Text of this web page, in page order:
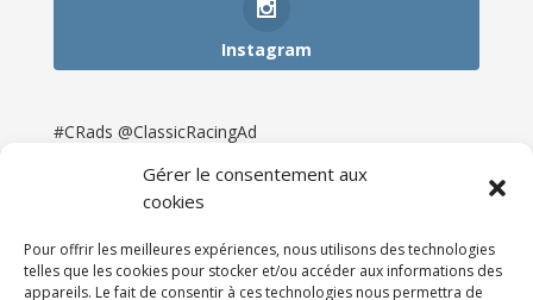
Gérer le consentement aux
cookies
Pour offrir les meilleures expériences, nous utilisons des technologies
telles que les cookies pour stocker et/ou accéder aux informations des
appareils. Le fait de consentir à ces technologies nous permettra de
Instagram
#CRads @ClassicRacingAd